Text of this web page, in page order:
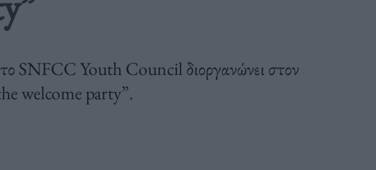
SNFCC Youth Council διοργανώνει στον
welcome party”.